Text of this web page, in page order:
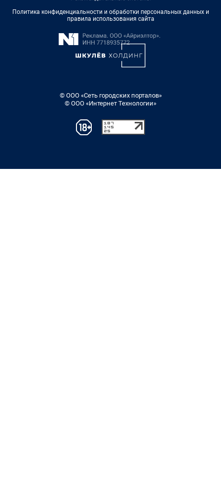
Политика конфиденциальности и обработки персональных данных и
правила использования сайта
© ООО «Сеть городских порталов»
© ООО «Интернет Технологии»